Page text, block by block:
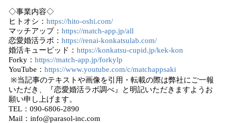
◇事業内容◇
ヒトオシ： https://hito-oshi.com/
マッチアップ： https://match-app.jp/all
恋愛婚活ラボ： https://renai-konkatsulab.com/
婚活キューピッド： https://konkatsu-cupid.jp/kek-kon
Forky： https://match-app.jp/forkylp
YouTube： https://www.youtube.com/c/matchappsaki
※当記事のテキストや画像を引用・転載の際は弊社にご一報
いただき、『恋愛婚活ラボ調べ』と明記いただきますようお
願い申し上げます。
TEL：090-6806-2890
Mail：info@parasol-inc.com